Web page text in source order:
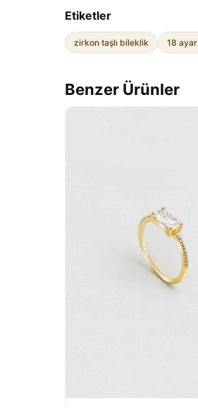
Etiketler
zirkon taşlı bileklik 18 ayar
Benzer Ürünler